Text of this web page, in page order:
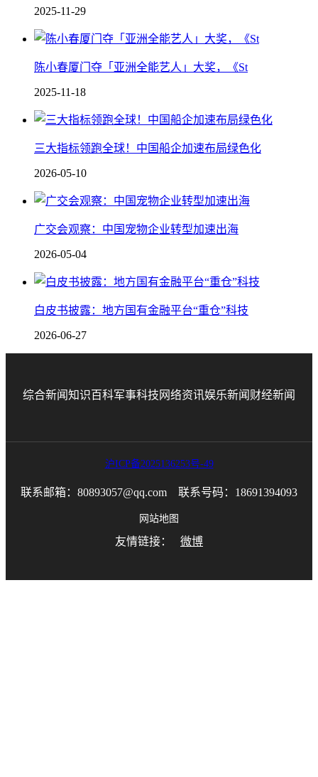
2025-11-29
陈小春厦门夺「亚洲全能艺人」大奖，《St
2025-11-18
三大指标领跑全球！中国船企加速布局绿色化
2026-05-10
广交会观察：中国宠物企业转型加速出海
2026-05-04
白皮书披露：地方国有金融平台“重仓”科技
2026-06-27
综合新闻知识百科军事科技 网络资讯娱乐新闻 财经新闻
沪ICP备2025136253号-49
联系邮箱：80893057@qq.com 联系号码：18691394093
网站地图
友情链接： 微博